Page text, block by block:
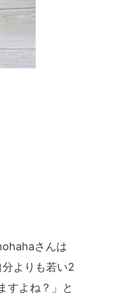
さんは
よりも若い2
すよね？」と